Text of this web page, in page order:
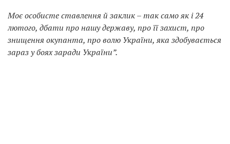
Моє особисте ставлення й заклик – так само як і 24
лютого, дбати про нашу державу, про її захист, про
знищення окупанта, про волю України, яка здобувається
зараз у боях заради України”.